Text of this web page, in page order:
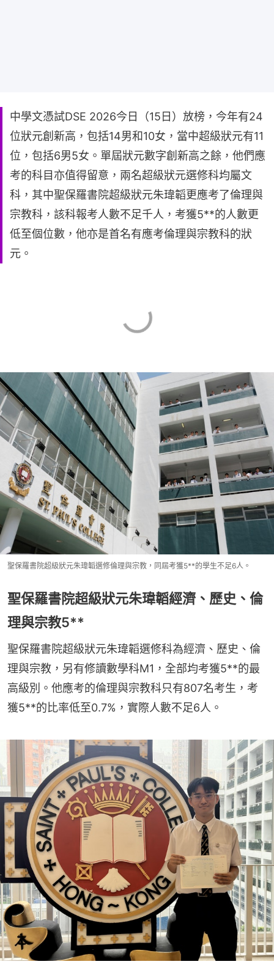
中學文憑試DSE 2026今日（15日）放榜，今年有24
位狀元創新高，包括14男和10女，當中超級狀元有11
位，包括6男5女。單屆狀元數字創新高之餘，他們應
考的科目亦值得留意，兩名超級狀元選修科均屬文
科，其中聖保羅書院超級狀元朱瑋韜更應考了倫理與
宗教科，該科報考人數不足千人，考獲5**的人數更
低至個位數，他亦是首名有應考倫理與宗教科的狀
元。
聖保羅書院超級狀元朱瑋韜選修倫理與宗教，同屆考獲5**的學生不足6人。
聖保羅書院超級狀元朱瑋韜經濟、歷史、倫
理與宗教5**
聖保羅書院超級狀元朱瑋韜選修科為經濟、歷史、倫
理與宗教，另有修讀數學科M1，全部均考獲5**的最
高級別。他應考的倫理與宗教科只有807名考生，考
獲5**的比率低至0.7%，實際人數不足6人。